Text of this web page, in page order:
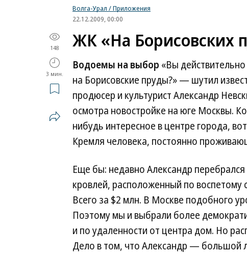
Волга-Урал / Приложения
22.12.2009, 00:00
148
3 мин.
ЖК «На Борисовских
Водоемы на выбор «Вы
на Борисовские пруды?» — шутил
продюсер и культурист Александр
осмотра новостройке на юге Москвы.
нибудь интересное в центре города,
Кремля человека, постоянно
Еще бы: недавно Александр
кровлей, расположенный по воспетому
Всего за $2 млн. В Москве подобного
Поэтому мы и выбрали более
и по удаленности от центра дом. Но
Дело в том, что Александр — большой